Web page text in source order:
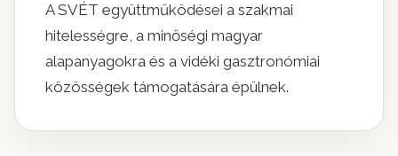
A SVÉT együttműködései a szakmai
hitelességre, a minőségi magyar
alapanyagokra és a vidéki gasztronómiai
közösségek támogatására épülnek.